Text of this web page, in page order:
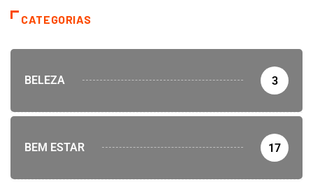
CATEGORIAS
BELEZA 3
BEM ESTAR 17